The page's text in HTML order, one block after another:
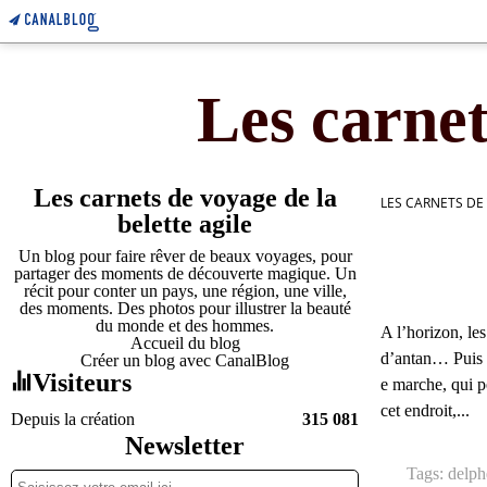
Les
Les carnets de voyage de la
belette agile
Un blog pour faire rêver de beaux voyages, pour
partager des moments de découverte magique. Un
récit pour conter un pays, une région, une ville,
des moments. Des photos pour illustrer la beauté
du monde et des hommes.
Accueil du blog
Créer un blog avec CanalBlog
Visiteurs
Depuis la création 315 081
Newsletter
LES CARNETS
A l’horizon,
d’antan… Puis
e marche, qui
cet endroit,...
Tags: